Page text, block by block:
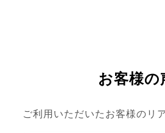
お客様の
ご利用いただいたお客様のリ